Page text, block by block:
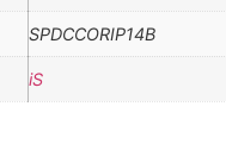
SPDCCORIP14B
iS